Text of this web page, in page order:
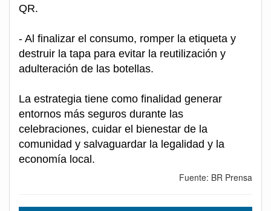
QR.
- Al finalizar el consumo, romper la etiqueta y
destruir la tapa para evitar la reutilización y
adulteración de las botellas.
La estrategia tiene como finalidad generar
entornos más seguros durante las
celebraciones, cuidar el bienestar de la
comunidad y salvaguardar la legalidad y la
economía local.
Fuente: BR Prensa